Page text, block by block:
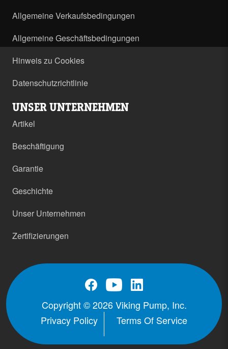
Allgemeine Verkaufsbedingungen
Allgemeine Geschäftsbedingungen
Hinweis zu Cookies
Datenschutzrichtlinie
UNSER UNTERNEHMEN
Artikel
Beschäftigung
Garantie
Geschichte
Unser Unternehmen
Zertifizierungen
Copyright © 2026 Viking Pump, Inc.
Privacy Policy
Terms Of Service